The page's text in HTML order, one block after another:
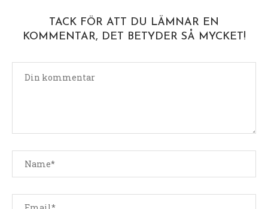
TACK FÖR ATT DU LÄMNAR EN
KOMMENTAR, DET BETYDER SÅ MYCKET!